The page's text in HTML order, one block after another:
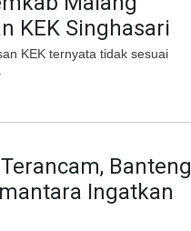
KEK Singhasari
KEK ternyata tidak sesuai
Banteng
Ingatkan